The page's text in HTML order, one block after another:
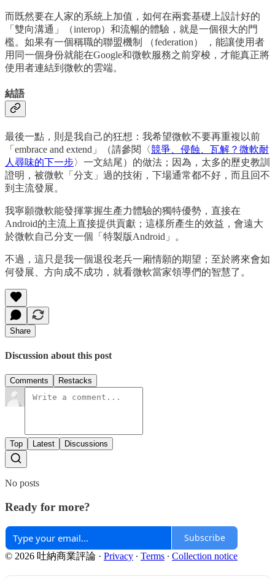
而既然要在人家的系統上加值，如何在兩套基礎上設計好的
「雙向溝通」（interop）和流暢的體驗，就是一個很大的門
檻。如果有一個稱職的聯盟機制 （federation） ，能讓使用者
用同一個身份就能在Google和微軟服務之前穿梭，才能真正將
使用者連結到微軟的雲端。
結語
最後一點，則是我自己的狂想：我希望微軟不要再重複以前
「embrace and extend」（請參閱〈競爭、侵蝕、瓦解？微軟耐
人尋味的下一步〉一文結尾）的做法；因為，太多的歷史教訓
證明，被微軟「分支」過的技術，下場通常都不好，而且回不
到主流發展。
我寧願微軟能發揮掌握生產力體驗的獨特優勢，直接在
Android的主流上直接提供貢獻；這樣所產生的效益，會遠大
於微軟自己分支一個「特製版Android」。
不過，這只是我一個退役老兵一廂情願的期望；至於將來會如
何發展、方向成不成功，就看微軟當家領導們的智慧了。
Share
Discussion about this post
Comments Restacks
Top Latest Discussions
No posts
Ready for more?
Subscribe
© 2026 吐納商業評論 · Privacy ∙ Terms ∙ Collection notice